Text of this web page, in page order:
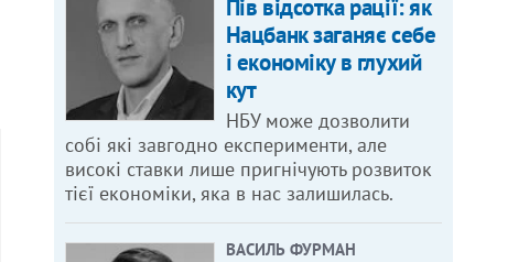
Пів відсотка рації: як
Нацбанк заганяє себе
і економіку в глухий
кут
НБУ може дозволити
собі які завгодно експерименти, але
високі ставки лише пригнічують розвиток
тієї економіки, яка в нас залишилась.
ВАСИЛЬ ФУРМАН